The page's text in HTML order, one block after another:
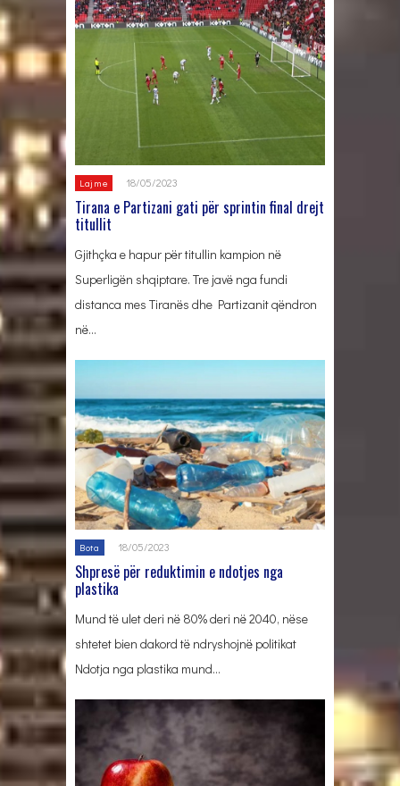
Lajme 18/05/2023
Tirana e Partizani gati për sprintin final drejt
titullit
Gjithçka e hapur për titullin kampion në
Superligën shqiptare. Tre javë nga fundi
distanca mes Tiranës dhe Partizanit qëndron
në…
Bota 18/05/2023
Shpresë për reduktimin e ndotjes nga
plastika
Mund të ulet deri në 80% deri në 2040, nëse
shtetet bien dakord të ndryshojnë politikat
Ndotja nga plastika mund…